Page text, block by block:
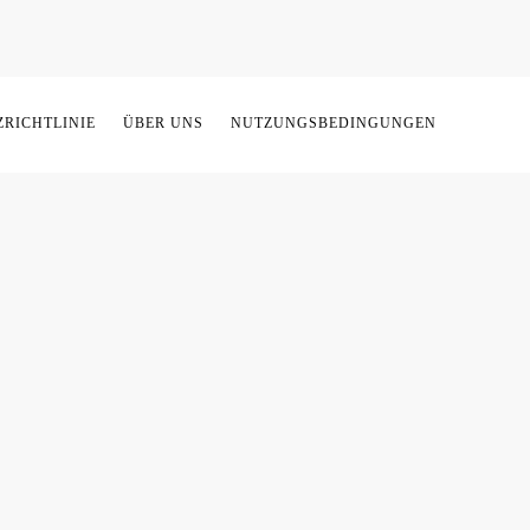
ÜBER UNS NUTZUNGSBEDINGUNGEN